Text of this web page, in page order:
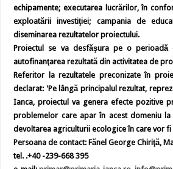
echipamente; executarea lucrărilor, în
exploatării investiţiei; campania de
diseminarea rezultatelor proiectului.
Proiectul se va desfăşura pe o
autofinanţarea rezultată din activitatea de
Referitor la rezultatele preconizate în
declarat: 'Pe lângă principalul rezultat,
Ianca, proiectul va genera efecte pozitive
problemelor care apar în acest domeniu
devoltarea agriculturii ecologice în care vor
Persoana de contact: Fănel George Chiriţă,
tel. .+40 -239-668 395